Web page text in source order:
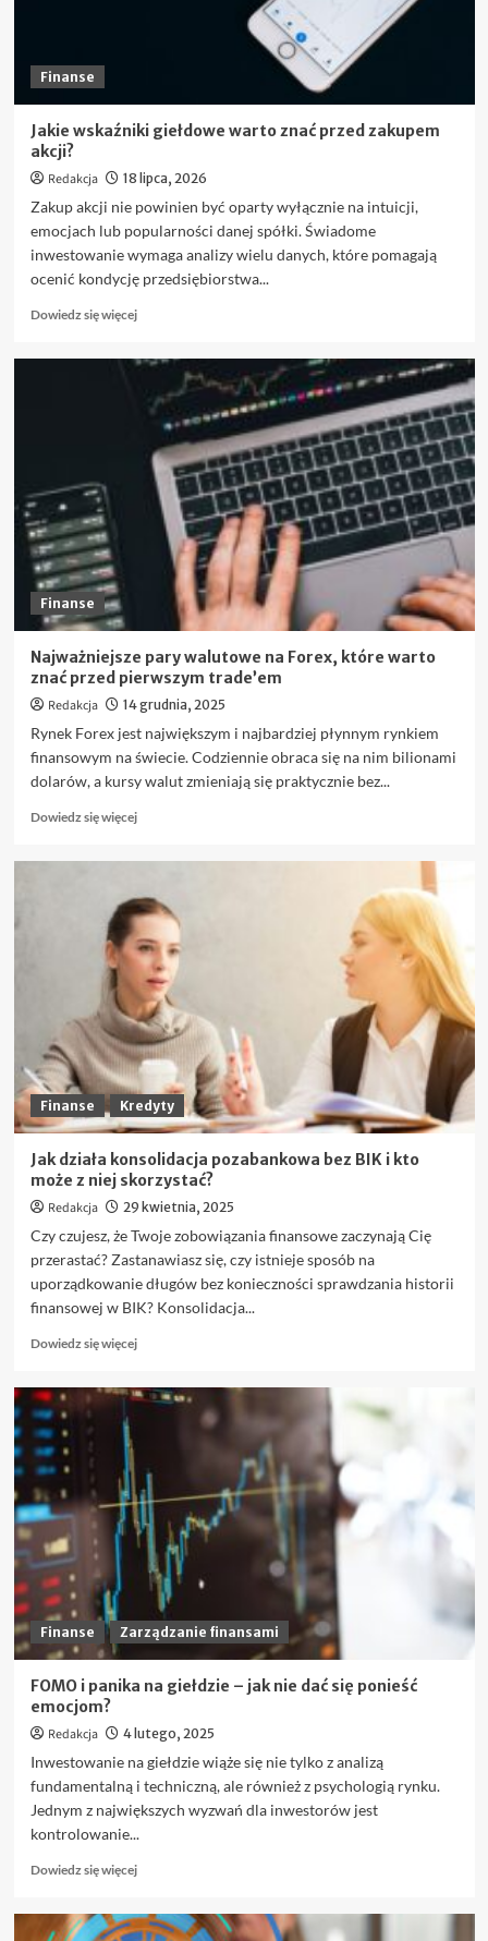
Finanse
Jakie wskaźniki giełdowe warto znać przed zakupem
akcji?
Redakcja 18 lipca, 2026
Zakup akcji nie powinien być oparty wyłącznie na intuicji,
emocjach lub popularności danej spółki. Świadome
inwestowanie wymaga analizy wielu danych, które pomagają
ocenić kondycję przedsiębiorstwa...
Dowiedz się więcejDowiedz
Jakie
wskaźniki
giełdowe
warto
znać
przed
zakupem
akcji?
Finanse
Najważniejsze pary walutowe na Forex, które warto
znać przed pierwszym trade’em
Redakcja 14 grudnia, 2025
Rynek Forex jest największym i najbardziej płynnym rynkiem
finansowym na świecie. Codziennie obraca się na nim bilionami
dolarów, a kursy walut zmieniają się praktycznie bez...
Dowiedz się więcejDowiedz
Najważniejsze
pary
walutowe
na
Forex,
które
warto
znać
przed
pierwszym
trade’em
Finanse Kredyty
Jak działa konsolidacja pozabankowa bez BIK i kto
może z niej skorzystać?
Redakcja 29 kwietnia, 2025
Czy czujesz, że Twoje zobowiązania finansowe zaczynają Cię
przerastać? Zastanawiasz się, czy istnieje sposób na
uporządkowanie długów bez konieczności sprawdzania historii
finansowej w BIK? Konsolidacja...
Dowiedz się więcejDowiedz
o
pozabankowa
bez
BIK
i
kto
może
niej
Finanse Zarządzanie finansami
FOMO i panika na giełdzie – jak nie dać się ponieść
emocjom?
Redakcja 4 lutego, 2025
Inwestowanie na giełdzie wiąże się nie tylko z analizą
fundamentalną i techniczną, ale również z psychologią rynku.
Jednym z największych wyzwań dla inwestorów jest
kontrolowanie...
Dowiedz się więcejDowiedz
o